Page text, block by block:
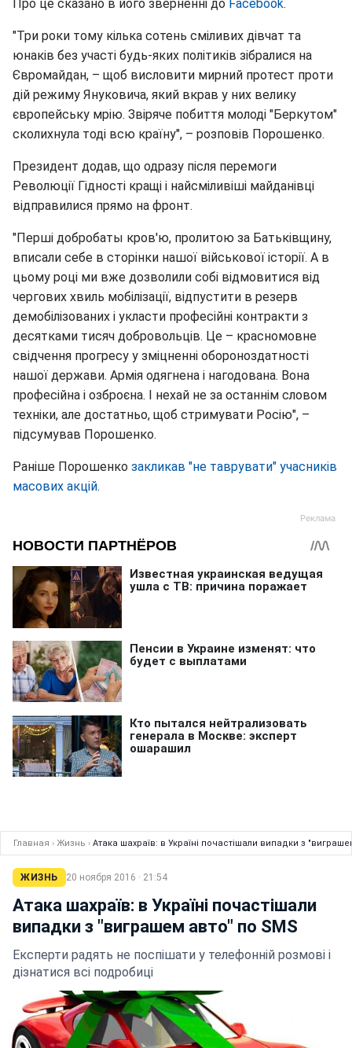
Про це сказано в його зверненні до Facebook.
"Три роки тому кілька сотень сміливих дівчат та
юнаків без участі будь-яких політиків зібралися на
Євромайдан, – щоб висловити мирний протест проти
дій режиму Януковича, який вкрав у них велику
європейську мрію. Звіряче побиття молоді "Беркутом"
сколихнула тоді всю країну", – розповів Порошенко.
Президент додав, що одразу після перемоги
Революції Гідності кращі і найсміливіші майданівці
відправилися прямо на фронт.
"Перші добробаты кров'ю, пролитою за Батьківщину,
вписали себе в сторінки нашої військової історії. А в
цьому році ми вже дозволили собі відмовитися від
чергових хвиль мобілізації, відпустити в резерв
демобілізованих і укласти професійні контракти з
десятками тисяч добровольців. Це – красномовне
свідчення прогресу у зміцненні обороноздатності
нашої держави. Армія одягнена і нагодована. Вона
професійна і озброєна. І нехай не за останнім словом
техніки, але достатньо, щоб стримувати Росію", –
підсумував Порошенко.
Раніше Порошенко закликав "не таврувати" учасників
масових акцій.
Главная › Жизнь › Атака шахраїв: в Україні почастішали випадки з
ЖИЗНЬ 20 ноября 2016 · 21:54
Атака шахраїв: в Україні почастішали
випадки з "виграшем авто" по SMS
Експерти радять не поспішати у телефонній розмові і
дізнатися всі подробиці